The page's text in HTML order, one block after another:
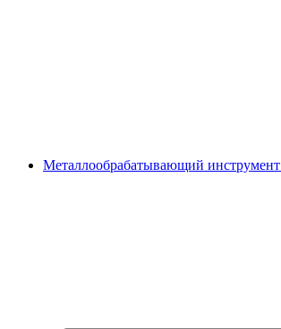
Металлообрабатывающий инструмент